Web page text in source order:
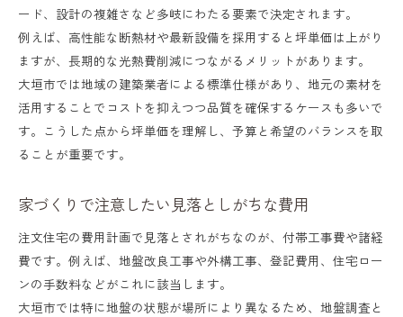
子育て世代に最適な注文住宅のポイント
家族構成ごとの注文住宅間取りの考え方
注文住宅で叶える快適な暮らしの工夫
ード、設計の複雑さなど多岐にわたる要素で決定されます。
例えば、高性能な断熱材や最新設備を採用すると坪単価は上がり
ますが、長期的な光熱費削減につながるメリットがあります。
大垣市では地域の建築業者による標準仕様があり、地元の素材を
活用することでコストを抑えつつ品質を確保するケースも多いで
す。こうした点から坪単価を理解し、予算と希望のバランスを取
ることが重要です。
家づくりで注意したい見落としがちな費用
注文住宅の費用計画で見落とされがちなのが、付帯工事費や諸経
費です。例えば、地盤改良工事や外構工事、登記費用、住宅ロー
ンの手数料などがこれに該当します。
大垣市では特に地盤の状態が場所により異なるため、地盤調査と